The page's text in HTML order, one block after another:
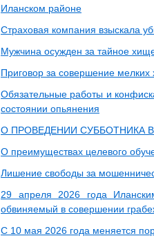
Иланском районе
Страховая компания взыскала
Мужчина осужден за тайное
Приговор за совершение
Обязательные работы и
состоянии опьянения
О ПРОВЕДЕНИИ СУББОТНИКА
О преимуществах целевого
Лишение свободы за
29 апреля 2026 года
обвиняемый в совершении
С 10 мая 2026 года меняется